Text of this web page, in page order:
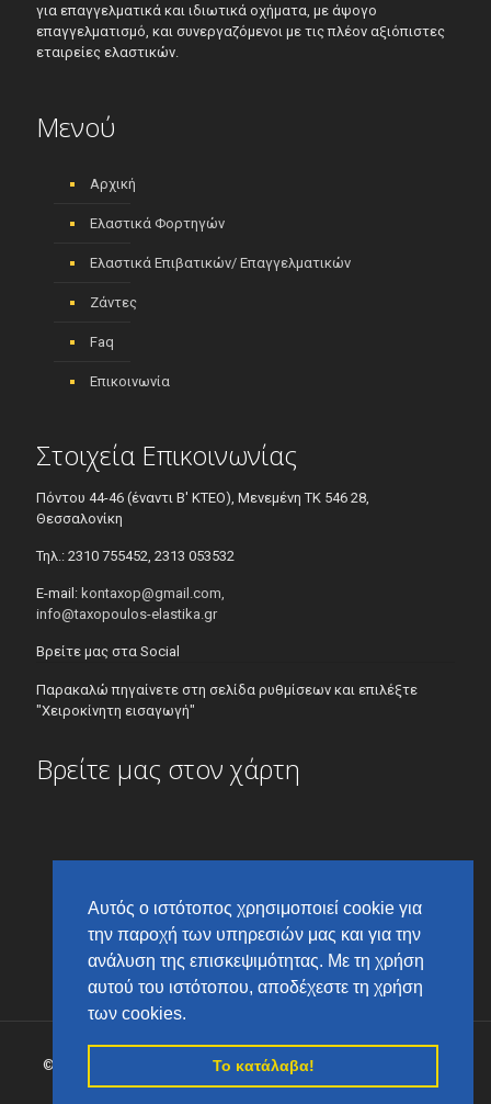
Αυτός ο ιστότοπος χρησιμοποιεί cookie για
την παροχή των υπηρεσιών μας και για την
ανάλυση της επισκεψιμότητας. Με τη χρήση
αυτού του ιστότοπου, αποδέχεστε τη χρήση
των cookies.
Το κατάλαβα!
για επαγγελματικά και ιδιωτικά οχήματα, με άψογο
επαγγελματισμό, και συνεργαζόμενοι με τις πλέον αξιόπιστες
εταιρείες ελαστικών.
Μενού
Αρχική
Ελαστικά Φορτηγών
Ελαστικά Επιβατικών/ Επαγγελματικών
Ζάντες
Faq
Επικοινωνία
Στοιχεία Επικοινωνίας
Πόντου 44-46 (έναντι Β' ΚΤΕΟ), Μενεμένη ΤΚ 546 28,
Θεσσαλονίκη
Τηλ.: 2310 755452, 2313 053532
E-mail: kontaxop@gmail.com,
info@taxopoulos-elastika.gr
Βρείτε μας στα Social
Παρακαλώ πηγαίνετε στη σελίδα ρυθμίσεων και επιλέξτε
"Χειροκίνητη εισαγωγή"
Βρείτε μας στον χάρτη
© 2017 Ευάγγελος Ταξόπουλος & ΣΙΑ Ο.Ε., All Rights Reserved |
Powered by